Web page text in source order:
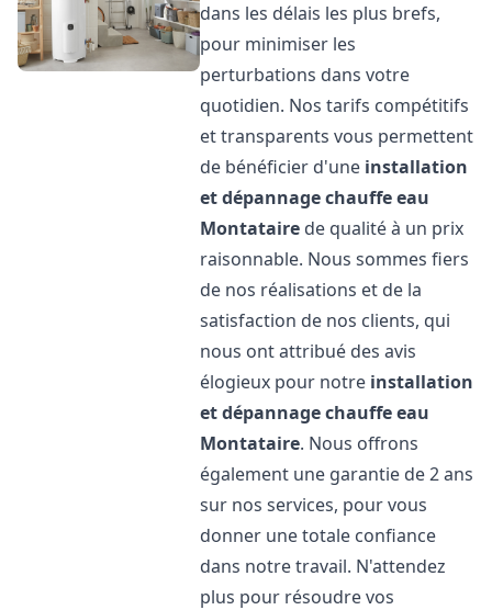
dans les délais les plus brefs,
pour minimiser les
perturbations dans votre
quotidien. Nos tarifs compétitifs
et transparents vous permettent
de bénéficier d'une installation
et dépannage chauffe eau
Montataire de qualité à un prix
raisonnable. Nous sommes fiers
de nos réalisations et de la
satisfaction de nos clients, qui
nous ont attribué des avis
élogieux pour notre installation
et dépannage chauffe eau
Montataire. Nous offrons
également une garantie de 2 ans
sur nos services, pour vous
donner une totale confiance
dans notre travail. N'attendez
plus pour résoudre vos